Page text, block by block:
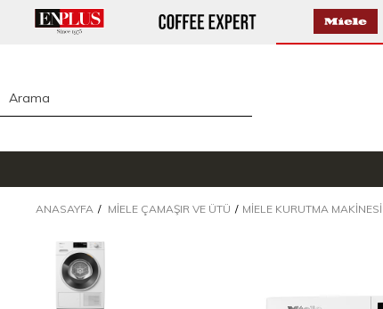
ANASAYFA MIELE ÇAMAŞIR VE ÜTÜ MIELE KURUTMA MAKINESI